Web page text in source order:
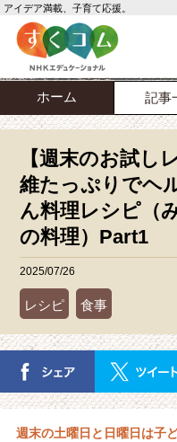
アイデア満載、子育て応援。
ホーム 記事
【週末のお試し
維たっぷりでヘ
ん料理レシピ（
の料理）Part1
2025/07/26
レシピ 食事
週末の土曜日と日曜日は子